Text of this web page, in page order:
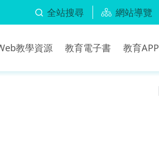
全站搜尋 網站導覽
教學資源 教育電子書 教育APP